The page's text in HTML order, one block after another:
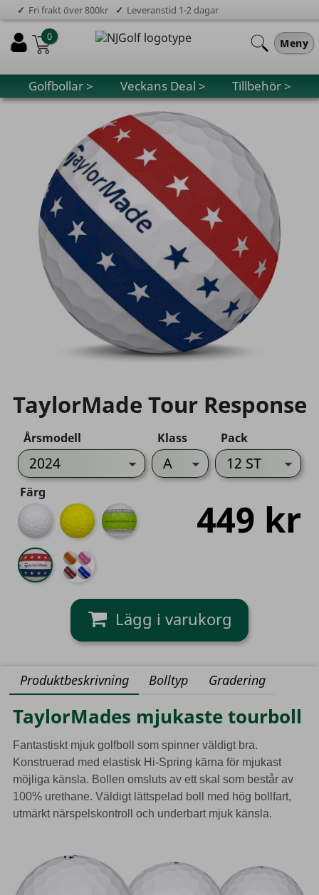
✓ Fri frakt över 800kr ✓ Leveranstid 1-2 dagar
Meny
0
Golfbollar > Veckans Deal > Tillbehör >
TaylorMade Tour Response
Årsmodell Klass Pack
Färg
Vit Gul
Stripe
Green
Stripe
USA
Mix
449 kr
Produktbeskrivning Bolltyp Gradering
TaylorMades mjukaste tourboll
Fantastiskt mjuk golfboll som spinner väldigt bra.
Konstruerad med elastisk Hi-Spring kärna för mjukast
möjliga känsla. Bollen omsluts av ett skal som består av
100% urethane. Väldigt lättspelad boll med hög bollfart,
utmärkt närspelskontroll och underbart mjuk känsla.